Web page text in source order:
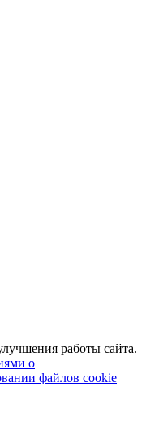
работы сайта.
о
файлов cookie